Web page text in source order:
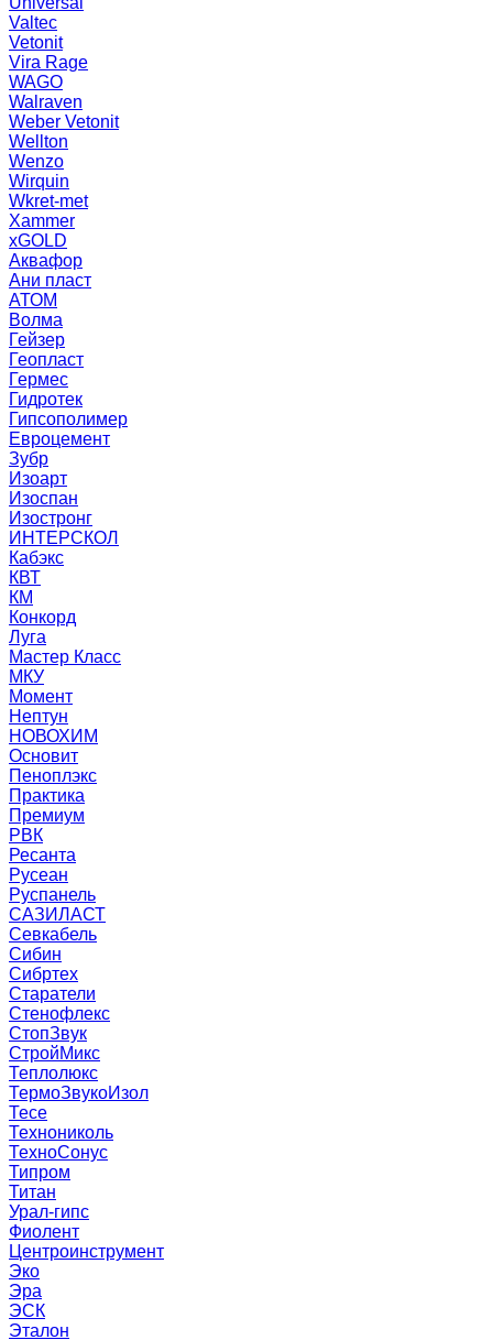
Valtec
Vetonit
Vira Rage
WAGO
Walraven
Weber Vetonit
Wellton
Wenzo
Wirquin
Wkret-met
Xammer
xGOLD
Аквафор
Ани пласт
АТОМ
Волма
Гейзер
Геопласт
Гермес
Гидротек
Гипсополимер
Евроцемент
Зубр
Изоарт
Изоспан
Изостронг
ИНТЕРСКОЛ
Кабэкс
КВТ
КМ
Конкорд
Луга
Мастер Класс
МКУ
Момент
Нептун
НОВОХИМ
Основит
Пеноплэкс
Практика
Премиум
РВК
Ресанта
Русеан
Руспанель
САЗИЛАСТ
Севкабель
Сибин
Сибртех
Старатели
Стенофлекс
СтопЗвук
СтройМикс
Теплолюкс
ТермоЗвукоИзол
Тесе
Технониколь
ТехноСонус
Типром
Титан
Урал-гипс
Фиолент
Центроинструмент
Эко
Эра
ЭСК
Эталон